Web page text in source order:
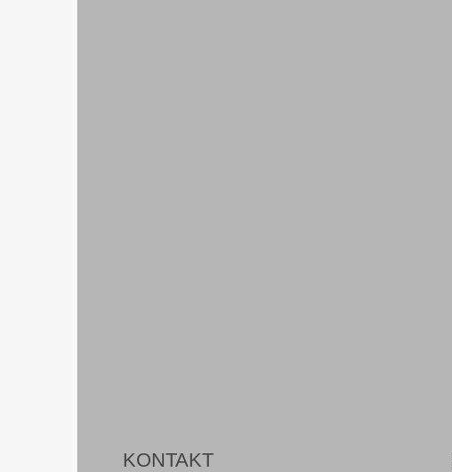
KONTAKT